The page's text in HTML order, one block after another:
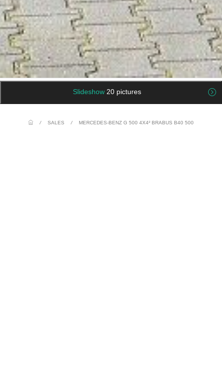
Slideshow 20 pictures
/ SALES / MERCEDES-BENZ G 500 4X4² BRABUS B40 500